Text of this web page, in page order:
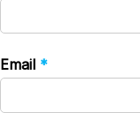
Email *